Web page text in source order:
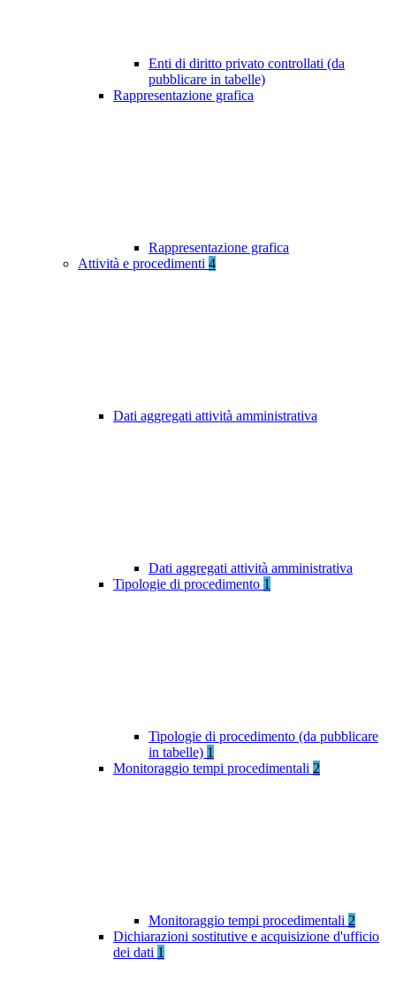
Enti di diritto privato controllati (da
pubblicare in tabelle)
Rappresentazione grafica
Rappresentazione grafica
Attività e procedimenti 4
Dati aggregati attività amministrativa
Dati aggregati attività amministrativa
Tipologie di procedimento 1
Tipologie di procedimento (da pubblicare
in tabelle) 1
Monitoraggio tempi procedimentali 2
Monitoraggio tempi procedimentali 2
Dichiarazioni sostitutive e acquisizione d'ufficio
dei dati 1